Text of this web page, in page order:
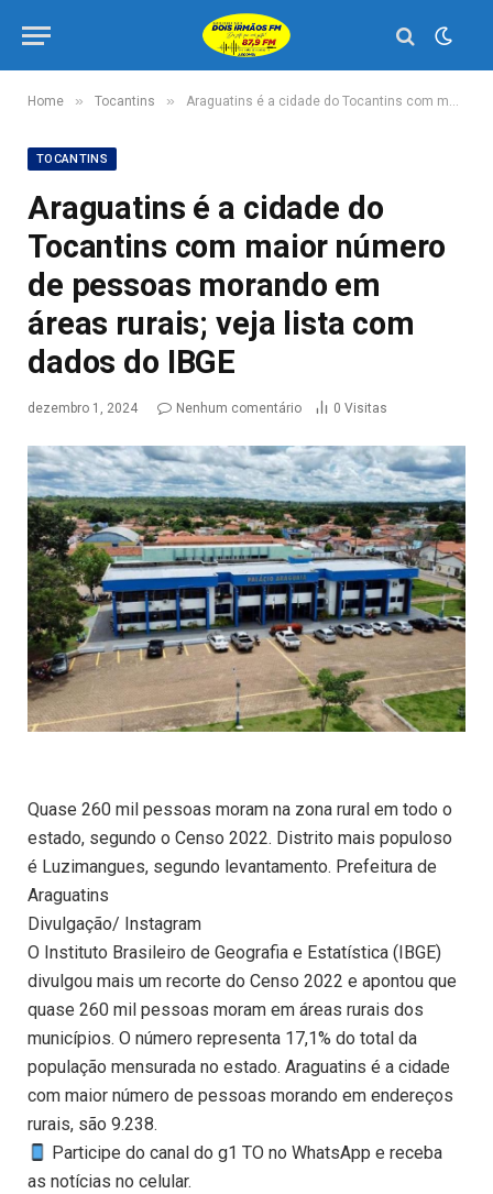
Home » Tocantins » Araguatins é a cidade do Tocantins com maior número de pessoas morando em áreas rurais; veja lista com dados do IBGE
TOCANTINS
Araguatins é a cidade do
Tocantins com maior número
de pessoas morando em
áreas rurais; veja lista com
dados do IBGE
dezembro 1, 2024 Nenhum comentário 0 Visitas
Quase 260 mil pessoas moram na zona rural em todo o
estado, segundo o Censo 2022. Distrito mais populoso
é Luzimangues, segundo levantamento. Prefeitura de
Araguatins
Divulgação/ Instagram
O Instituto Brasileiro de Geografia e Estatística (IBGE)
divulgou mais um recorte do Censo 2022 e apontou que
quase 260 mil pessoas moram em áreas rurais dos
municípios. O número representa 17,1% do total da
população mensurada no estado. Araguatins é a cidade
com maior número de pessoas morando em endereços
rurais, são 9.238.
Participe do canal do g1 TO no WhatsApp e receba
as notícias no celular.